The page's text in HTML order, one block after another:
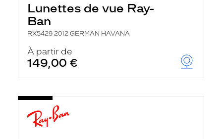
Lunettes de vue Ray-
Ban
RX5429 2012 GERMAN HAVANA
À partir de
149,00 €